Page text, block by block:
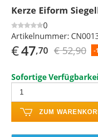
Kerze Eiform
0
Artikelnummer:
€47,70 € 52,90 -
Sofortige
ZUM